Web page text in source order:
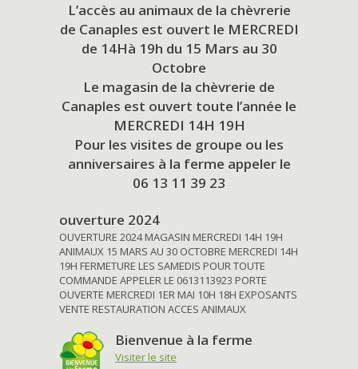
L’accès au animaux de la chèvrerie
de Canaples est ouvert le MERCREDI
de 14Hà 19h du 15 Mars au 30
Octobre
Le magasin de la chèvrerie de
Canaples est ouvert toute l’année le
MERCREDI 14H 19H
Pour les visites de groupe ou les
anniversaires à la ferme appeler le
06 13 11 39 23
ouverture 2024
OUVERTURE 2024 MAGASIN MERCREDI 14H 19H
ANIMAUX 15 MARS AU 30 OCTOBRE MERCREDI 14H
19H FERMETURE LES SAMEDIS POUR TOUTE
COMMANDE APPELER LE 0613113923 PORTE
OUVERTE MERCREDI 1ER MAI 10H 18H EXPOSANTS
VENTE RESTAURATION ACCES ANIMAUX
Bienvenue à la ferme
Visiter le site